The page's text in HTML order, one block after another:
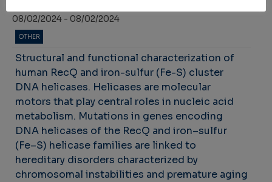
08/02/2024 - 08/02/2024
OTHER
Structural and functional characterization of
human RecQ and iron-sulfur (Fe-S) cluster
DNA helicases. Helicases are molecular
motors that play central roles in nucleic acid
metabolism. Mutations in genes encoding
DNA helicases of the RecQ and iron–sulfur
(Fe–S) helicase families are linked to
hereditary disorders characterized by
chromosomal instabilities and premature aging